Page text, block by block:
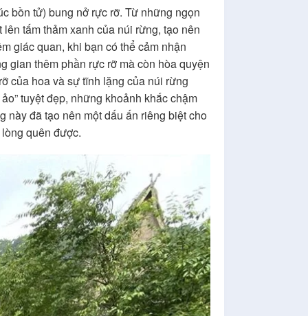
bồn tử) bung nở rực rỡ. Từ những ngọn
tấm thảm xanh của núi rừng, tạo nên
giác quan, khi bạn có thể cảm nhận
gian thêm phần rực rỡ mà còn hòa quyện
của hoa và sự tĩnh lặng của núi rừng
tuyệt đẹp, những khoảnh khắc chậm
này đã tạo nên một dấu ấn riêng biệt cho
quên được.